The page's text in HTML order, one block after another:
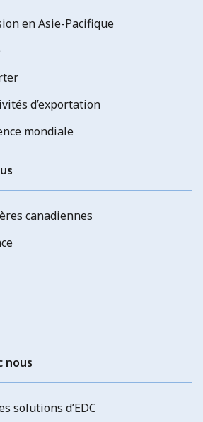
en Asie-Pacifique
d’exportation
mondiale
canadiennes
nous
solutions d’EDC